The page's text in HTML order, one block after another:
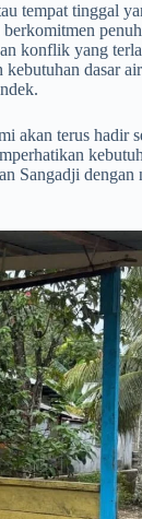
tempat tinggal
konflik yang
dasar
akan terus hadir
Sangadji dengan